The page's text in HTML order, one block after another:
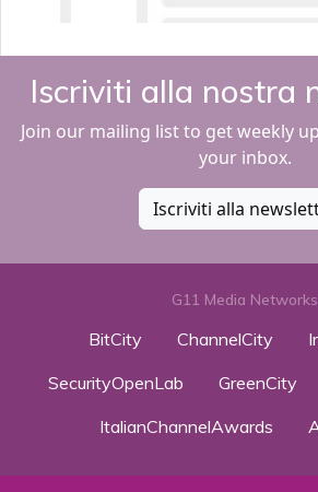
Iscriviti alla nostra
Join our mailing list to get weekly
your inbox.
Iscriviti alla
G11 Media Networks
BitCity ChannelCity
SecurityOpenLab
GreenCity
ItalianChannelAwards